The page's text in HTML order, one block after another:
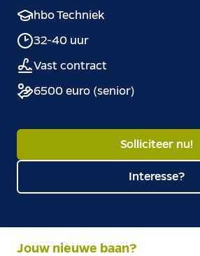
hbo Techniek
32-40 uur
Vast contract
6500 euro (senior)
Solliciteer nu!
Interesse?
Jouw nieuwe baan?